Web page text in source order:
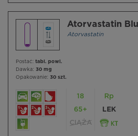
Atorvastatin
Atorvastatin
Postać: tabl. powl.
Dawka: 30 mg
Opakowanie: 30 szt.
18
65+
CIĄŻA
Rp
LEK